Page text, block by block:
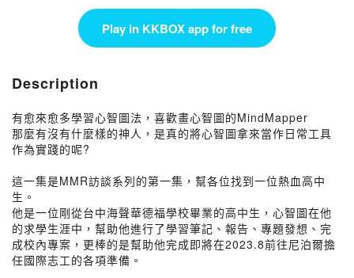
Play in KKBOX app for free
Description
有愈來愈多學習心智圖法，喜歡畫心智圖的MindMapper
那麼有沒有什麼樣的神人，是真的將心智圖拿來當作日常工具
作為實踐的呢?
這一集是MMR訪談系列的第一集，幫各位找到一位熱血高中
生。
他是一位剛從台中海聲華德福學校畢業的高中生，心智圖在他
的求學生涯中，幫助他進行了學習筆記、報告、專題發想、完
成校內專案，更棒的是幫助他完成即將在2023.8前往尼泊爾擔
任國際志工的各項準備。